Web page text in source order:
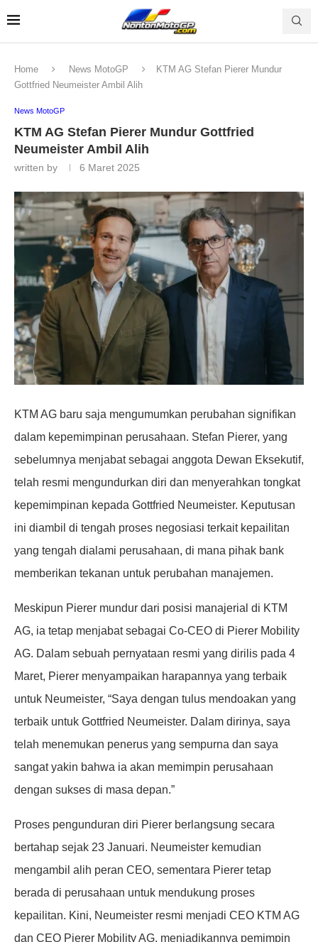
Home News MotoGP
KTM AG Stefan Pierer Mundur
Gottfried Neumeister Ambil Alih
News MotoGP
KTM AG Stefan Pierer Mundur Gottfried
Neumeister Ambil Alih
written by 6 Maret 2025
KTM AG baru saja mengumumkan perubahan signifikan
dalam kepemimpinan perusahaan. Stefan Pierer, yang
sebelumnya menjabat sebagai anggota Dewan Eksekutif,
telah resmi mengundurkan diri dan menyerahkan tongkat
kepemimpinan kepada Gottfried Neumeister. Keputusan
ini diambil di tengah proses negosiasi terkait kepailitan
yang tengah dialami perusahaan, di mana pihak bank
memberikan tekanan untuk perubahan manajemen.
Meskipun Pierer mundur dari posisi manajerial di KTM
AG, ia tetap menjabat sebagai Co-CEO di Pierer Mobility
AG. Dalam sebuah pernyataan resmi yang dirilis pada 4
Maret, Pierer menyampaikan harapannya yang terbaik
untuk Neumeister, “Saya dengan tulus mendoakan yang
terbaik untuk Gottfried Neumeister. Dalam dirinya, saya
telah menemukan penerus yang sempurna dan saya
sangat yakin bahwa ia akan memimpin perusahaan
dengan sukses di masa depan.”
Proses pengunduran diri Pierer berlangsung secara
bertahap sejak 23 Januari. Neumeister kemudian
mengambil alih peran CEO, sementara Pierer tetap
berada di perusahaan untuk mendukung proses
kepailitan. Kini, Neumeister resmi menjadi CEO KTM AG
dan CEO Pierer Mobility AG, menjadikannya pemimpin